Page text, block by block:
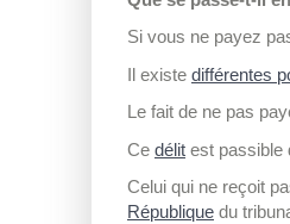
Si vous ne payez
Il existe différentes
Le fait de ne pas
Ce délit est passible
Celui qui ne reçoit
République du